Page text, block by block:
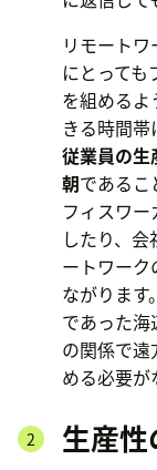
リモート
にとって
を組める
きる時間帯
従業員の生
朝であるこ
フィスワ
したり、
ートワー
ながります
であった
の関係で
める必要が
生産